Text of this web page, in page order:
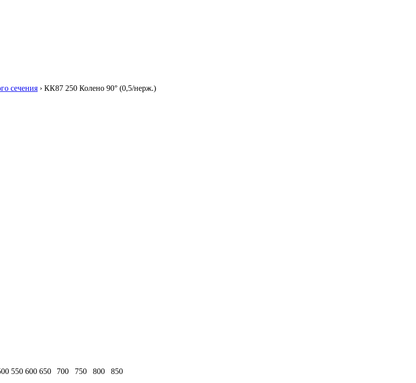
сечения › КК87 250 Колено 90° (0,5/нерж.)
550 600 650 700 750 800 850